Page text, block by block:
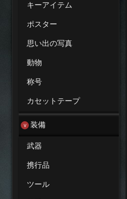
キーアイテム
ポスター
思い出の写真
動物
称号
カセットテープ
装備
武器
携行品
ツール